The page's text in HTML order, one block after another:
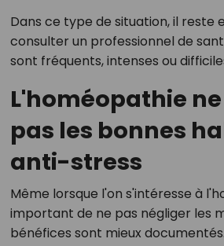
Dans ce type de situation, il reste
consulter un professionnel de
sont fréquents, intenses ou
L'homéopathie
pas les bonnes
anti-stress
Même lorsque l'on s'intéresse à
important de ne pas négliger les
bénéfices sont mieux documentés.